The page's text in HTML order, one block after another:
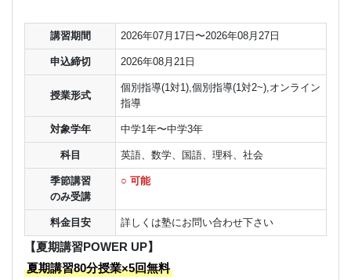
講習期間 2026年07月17日〜2026年08月27日
申込締切 2026年08月21日
授業形式
個別指導(1対1),個別指導(1対2~),オンライン
指導
対象学年 中学1年〜中学3年
科目 英語、数学、国語、理科、社会
季節講習
のみ受講
○ 可能
料金目安 詳しくは塾にお問い合わせ下さい
【夏期講習POWER UP】
夏期講習80分授業×5回無料